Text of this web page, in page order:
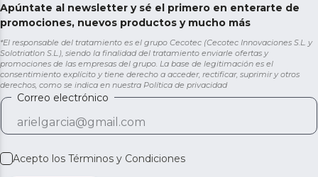
Apúntate al newsletter y sé el primero en enterarte de
promociones, nuevos productos y mucho más
*El responsable del tratamiento es el grupo Cecotec (Cecotec Innovaciones S.L. y
Solotriatlon S.L.), siendo la finalidad del tratamiento enviarle ofertas y
promociones de las empresas del grupo. La base de legitimación es el
consentimiento explícito y tiene derecho a acceder, rectificar, suprimir y otros
derechos, como se indica en nuestra Política de privacidad
Correo electrónico
Acepto los Términos y Condiciones